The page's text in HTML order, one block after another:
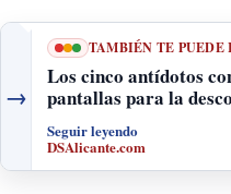
→
TAMBIÉN TE PUEDE
Los cinco antídotos
pantallas para la
Seguir leyendo
DSAlicante.com